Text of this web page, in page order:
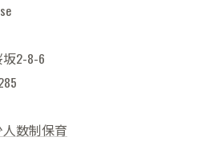
2-8-6
数制保育